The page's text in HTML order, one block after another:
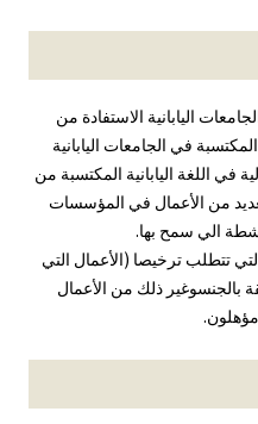
اليابانية الاستفادة من
في الجامعات اليابانية
في اللغة اليابانية المكتسبة من
من الأعمال في المؤسسات
الي سمح بها.
تتطلب ترخيصا (الأعمال التي
بالجنسوغير ذلك من الأعمال